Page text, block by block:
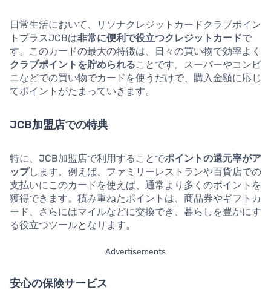
日常生活において、リソナクレジットカードクラブポイン
トプラスJCBは非常に便利で役立つクレジットカードで
す。このカードの最大の特徴は、日々の買い物で効率よく
クラブポイントを貯められることです。スーパーやコンビ
ニなどでの買い物でカードを使うだけで、購入金額に応じ
てポイントがたまっていきます。
JCB加盟店での特典
特に、JCB加盟店で利用することでポイントの還元率がア
ップします。例えば、ファミリーレストランや百貨店での
支払いにこのカードを使えば、通常より多くのポイントを
獲得できます。積み重ねたポイントは、商品券やギフトカ
ード、さらにはマイルなどに交換でき、暮らしを豊かにす
る役立つツールとなります。
Advertisements
安心の保険サービス